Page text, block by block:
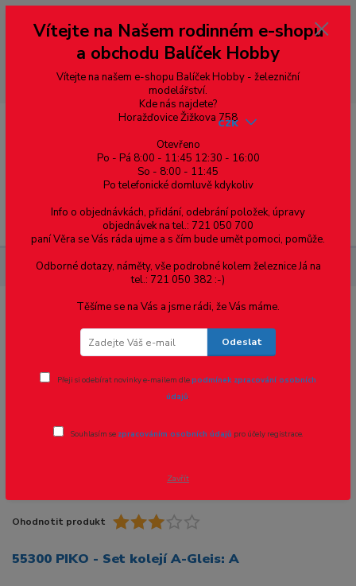
--- pro zákazníky ze Slovenska a jiných zemí, pokud chcete platit v eurech
přepněte si e-shop na euro 💶 pro přepočet měny - pravý horní roh ---
dobírky – pokud si z nějakého důvodu zásilku nevyzvednete, bude po
domluvě zaslána znovu s opětovnou platbou za poštovné, v opačném
případě bude zrušena a účet přidán na blacklist a rušeny následující
objednávky.
Menu
CZK
Železniční modelářství 55300 PIKO - Set kolejí A-Gleis: A
Ohodnotit produkt
55300 PIKO - Set kolejí A-Gleis: A
Vítejte na Našem rodinném e-shopu
a obchodu Balíček Hobby
Vítejte na našem e-shopu Balíček Hobby - železniční
modelářství.
Kde nás najdete?
Horažďovice Žižkova 758
Otevřeno
Po - Pá 8:00 - 11:45 12:30 - 16:00
So - 8:00 - 11:45
Po telefonické domluvě kdykoliv
Info o objednávkách, přidání, odebrání položek, úpravy
objednávek na tel.: 721 050 700
paní Věra se Vás ráda ujme a s čím bude umět pomoci, pomůže.
Odborné dotazy, náměty, vše podrobné kolem železnice Já na
tel.: 721 050 382 :-)
Těšíme se na Vás a jsme rádi, že Vás máme.
Odeslat
Přeji si odebírat novinky e-mailem dlepodmínek zpracování osobních
údajů.
Souhlasím se zpracováním osobních údajů pro účely registrace.
Zavřít